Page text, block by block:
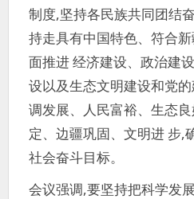
制度,坚持各民族共同团结
持走具有中国特色、符合
面推进 经济建设、政治建
设以及生态文明建设和党
调发展、人民富裕、生态
定、边疆巩固、文明进 步,
社会奋斗目标。
会议强调,要坚持把科学发